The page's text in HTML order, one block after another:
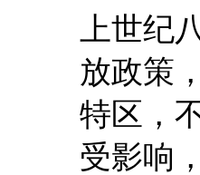
上世纪
放政策
特区，
受影响